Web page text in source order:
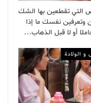
التي تقطعين بها الشك
وتعرفين نفسك ما إذا
أو لا قبل الذهاب…
و الولادة